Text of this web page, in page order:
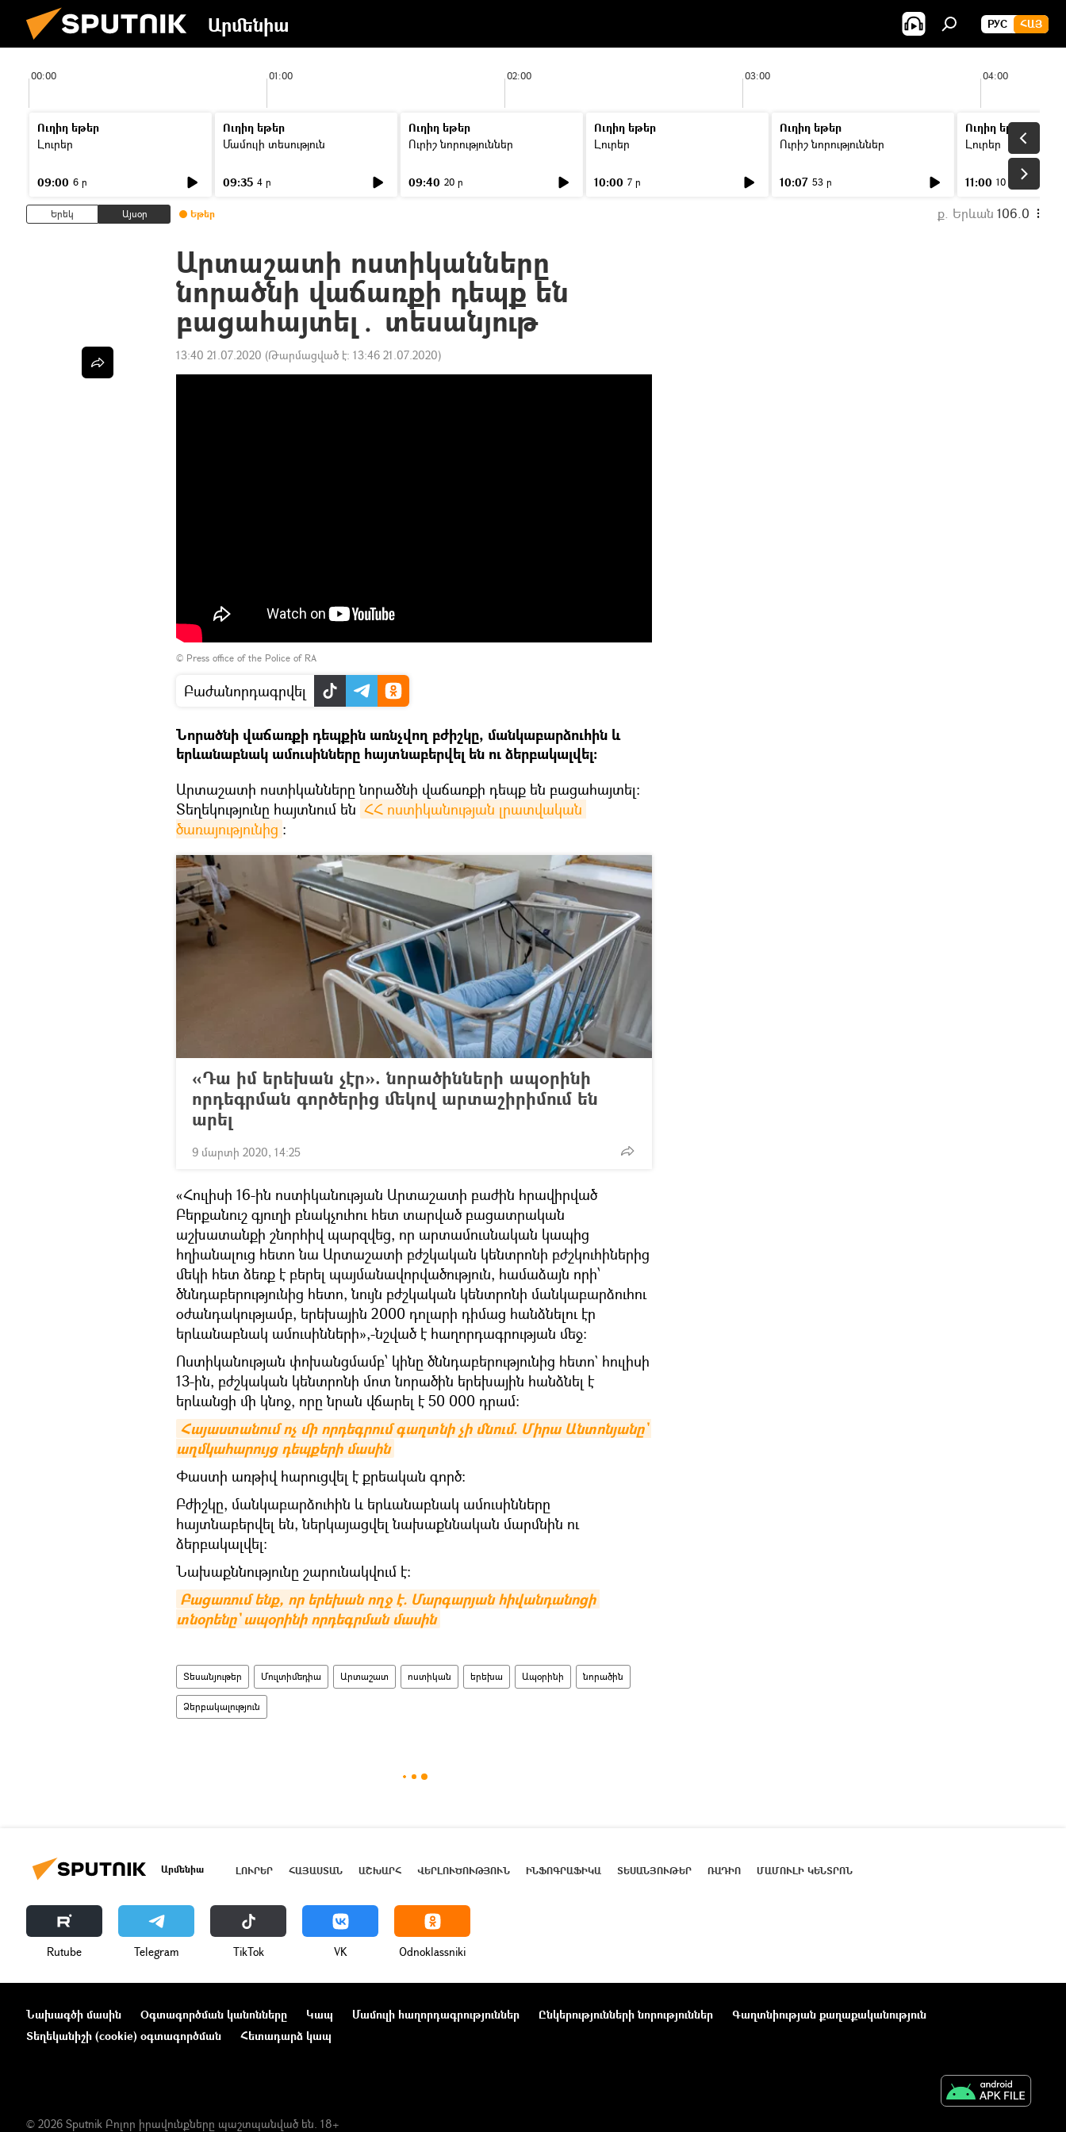
Արմենիա РУС ՀԱՅ
00:00 01:00 02:00 03:00 04:00
Ուղիղ եթեր
Լուրեր
09:00 6 ր
Ուղիղ եթեր
Մամուլի տեսություն
09:35 4 ր
Ուղիղ եթեր
Ուրիշ նորություններ
09:40 20 ր
Ուղիղ եթեր
Լուրեր
10:00 7 ր
Ուղիղ եթեր
Ուրիշ նորություններ
10:07 53 ր
Ուղիղ եթեր
Լուրեր
11:00 10 ր
Երեկ Այսօր Եթեր ք. Երևան 106.0
Արտաշատի ոստիկանները
նորածնի վաճառքի դեպք են
բացահայտել․ տեսանյութ
13:40 21.07.2020 (Թարմացված է: 13:46 21.07.2020)
© Press office of the Police of RA
Բաժանորդագրվել
Նորածնի վաճառքի դեպքին առնչվող բժիշկը, մանկաբարձուհին և
երևանաբնակ ամուսինները հայտնաբերվել են ու ձերբակալվել։
Արտաշատի ոստիկանները նորածնի վաճառքի դեպք են բացահայտել։
Տեղեկությունը հայտնում են ՀՀ ոստիկանության լրատվական
ծառայությունից ։
«Դա իմ երեխան չէր». նորածինների ապօրինի
որդեգրման գործերից մեկով արտաշիրիմում են
արել
9 մարտի 2020, 14:25
«Հուլիսի 16-ին ոստիկանության Արտաշատի բաժին հրավիրված
Բերքանուշ գյուղի բնակչուհու հետ տարված բացատրական
աշխատանքի շնորհիվ պարզվեց, որ արտամուսնական կապից
հղիանալուց հետո նա Արտաշատի բժշկական կենտրոնի բժշկուհիներից
մեկի հետ ձեռք է բերել պայմանավորվածություն, համաձայն որի՝
ծննդաբերությունից հետո, նույն բժշկական կենտրոնի մանկաբարձուհու
օժանդակությամբ, երեխային 2000 դոլարի դիմաց հանձնելու էր
երևանաբնակ ամուսինների»,-նշված է հաղորդագրության մեջ։
Ոստիկանության փոխանցմամբ՝ կինը ծննդաբերությունից հետո` հուլիսի
13-ին, բժշկական կենտրոնի մոտ նորածին երեխային հանձնել է
երևանցի մի կնոջ, որը նրան վճարել է 50 000 դրամ։
Հայաստանում ոչ մի որդեգրում գաղտնի չի մնում. Միրա Անտոնյանը`
աղմկահարույց դեպքերի մասին
Փաստի առթիվ հարուցվել է քրեական գործ։
Բժիշկը, մանկաբարձուհին և երևանաբնակ ամուսինները
հայտնաբերվել են, ներկայացվել նախաքննական մարմնին ու
ձերբակալվել։
Նախաքննությունը շարունակվում է։
Բացառում ենք, որ երեխան ողջ է. Մարգարյան հիվանդանոցի
տնօրենը` ապօրինի որդեգրման մասին
Տեսանյութեր Մուլտիմեդիա Արտաշատ ոստիկան երեխա Ապօրինի նորածին
Ձերբակալություն
Արմենիա ԼՈՒՐԵՐ ՀԱՅԱՍՏԱՆ ԱՇԽԱՐՀ ՎԵՐԼՈՒԾՈՒԹՅՈՒՆ ԻՆՖՈԳՐԱՖԻԿԱ ՏԵՍԱՆՅՈՒԹԵՐ ՌԱԴԻՈ ՄԱՄՈՒԼԻ ԿԵՆՏՐՈՆ
Rutube Telegram ТikТоk VK Odnoklassniki
Նախագծի մասին Օգտագործման կանոնները Կապ Մամուլի հաղորդագրություններ Ընկերությունների նորություններ
Գաղտնիության քաղաքականություն
Տեղեկանիշի (cookie) օգտագործման
Հետադարձ կապ
© 2026 Sputnik Բոլոր իրավունքները պաշտպանված են. 18+